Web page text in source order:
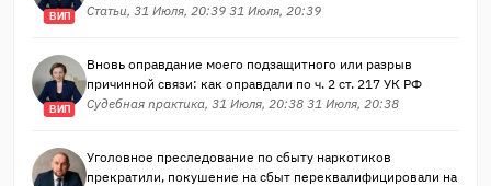
ВИП
Статьи, 31 Июля, 20:39 31 Июля, 20:39
ВИП
Вновь оправдание моего подзащитного или разрыв
причинной связи: как оправдали по ч. 2 ст. 217 УК РФ
Судебная практика, 31 Июля, 20:38 31 Июля, 20:38
Уголовное преследование по сбыту наркотиков
прекратили, покушение на сбыт переквалифицировали на